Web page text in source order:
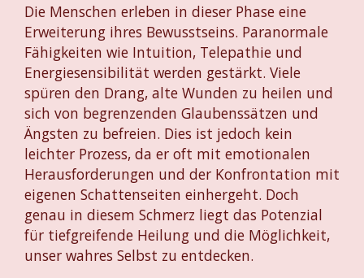
Die Menschen erleben in dieser Phase eine
Erweiterung ihres Bewusstseins. Paranormale
Fähigkeiten wie Intuition, Telepathie und
Energiesensibilität werden gestärkt. Viele
spüren den Drang, alte Wunden zu heilen und
sich von begrenzenden Glaubenssätzen und
Ängsten zu befreien. Dies ist jedoch kein
leichter Prozess, da er oft mit emotionalen
Herausforderungen und der Konfrontation mit
eigenen Schattenseiten einhergeht. Doch
genau in diesem Schmerz liegt das Potenzial
für tiefgreifende Heilung und die Möglichkeit,
unser wahres Selbst zu entdecken.